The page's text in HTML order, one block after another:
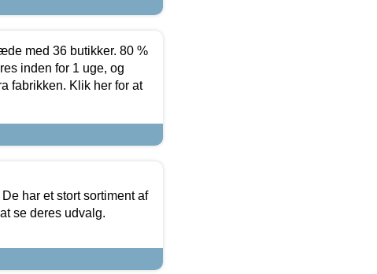
med 36 butikker. 80 %
inden for 1 uge, og
fabrikken. Klik her for at
har et stort sortiment af
se deres udvalg.